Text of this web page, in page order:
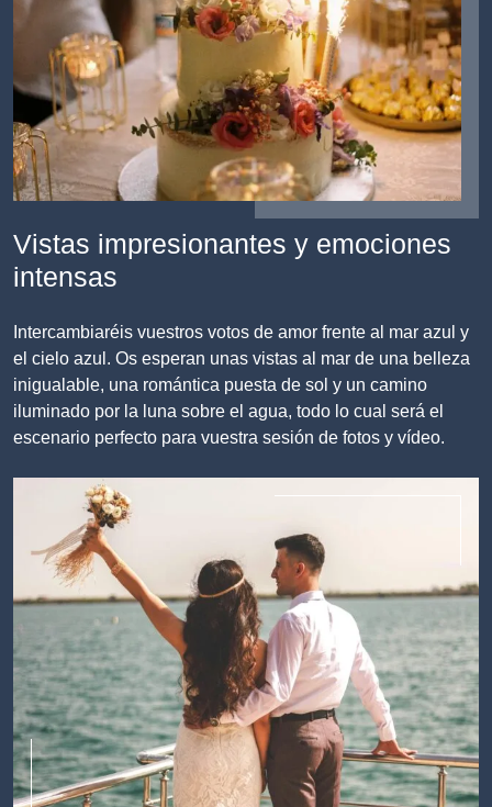
Vistas impresionantes y emociones
intensas
Intercambiaréis vuestros votos de amor frente al mar azul y
el cielo azul. Os esperan unas vistas al mar de una belleza
inigualable, una romántica puesta de sol y un camino
iluminado por la luna sobre el agua, todo lo cual será el
escenario perfecto para vuestra sesión de fotos y vídeo.